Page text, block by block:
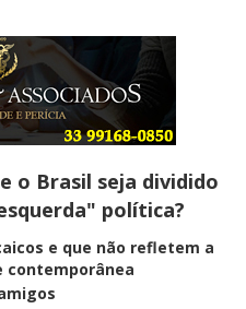
entenda o que é
no SUS Digital
o Brasil seja dividido
política?
e que não refletem a
contemporânea